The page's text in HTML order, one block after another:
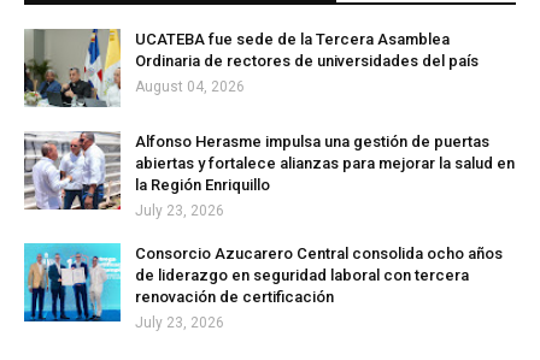
UCATEBA fue sede de la Tercera Asamblea
Ordinaria de rectores de universidades del país
August 04, 2026
Alfonso Herasme impulsa una gestión de puertas
abiertas y fortalece alianzas para mejorar la salud en
la Región Enriquillo
July 23, 2026
Consorcio Azucarero Central consolida ocho años
de liderazgo en seguridad laboral con tercera
renovación de certificación
July 23, 2026